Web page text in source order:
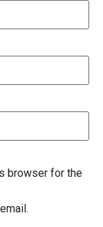
browser for the